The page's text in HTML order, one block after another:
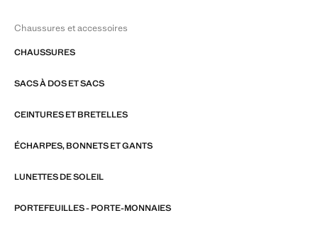
Chaussures et accessoires
CHAUSSURES
SACS À DOS ET SACS
CEINTURES ET BRETELLES
ÉCHARPES, BONNETS ET GANTS
LUNETTES DE SOLEIL
PORTEFEUILLES - PORTE-MONNAIES